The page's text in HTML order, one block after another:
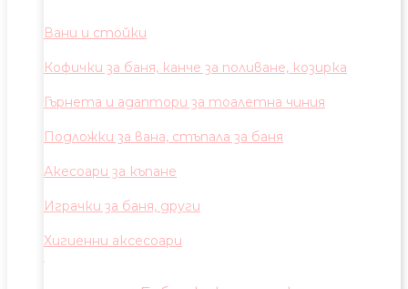
Вани и стойки
Кофички за баня, канче за поливане, козирка
Гърнета и адаптори за тоалетна чиния
Подложки за вана, стъпала за баня
Акесоари за къпане
Играчки за баня, други
Хигиенни аксесоари